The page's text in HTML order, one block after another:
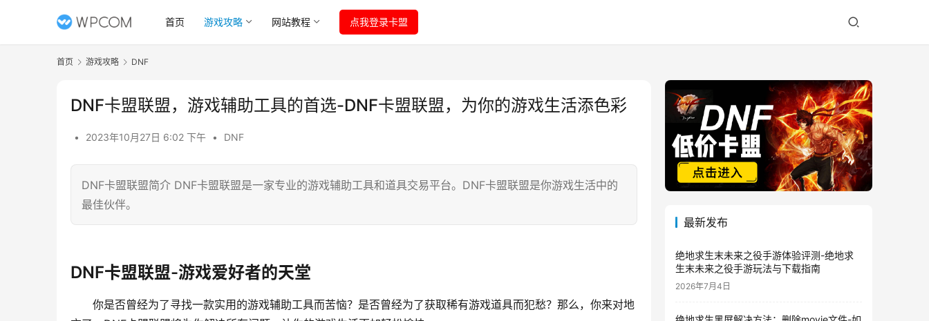
首页 游戏攻略 网站教程 点我登录卡盟
首页 游戏攻略 DNF
DNF卡盟联盟，游戏辅助工具的首选-DNF卡盟联盟，为你的游戏生活添色彩
• 2023年10月27日 6:02 下午 • DNF
DNF卡盟联盟简介 DNF卡盟联盟是一家专业的游戏辅助工具和道具交易平台。DNF卡盟联盟是你游戏生活中的
最佳伙伴。
DNF卡盟联盟-游戏爱好者的天堂
你是否曾经为了寻找一款实用的游戏辅助工具而苦恼？是否曾经为了获取稀有游戏道具而犯愁？那么，你来对地
最新发布
绝地求生末未来之役手游体验评测-绝地求
生末未来之役手游玩法与下载指南
2026年7月4日